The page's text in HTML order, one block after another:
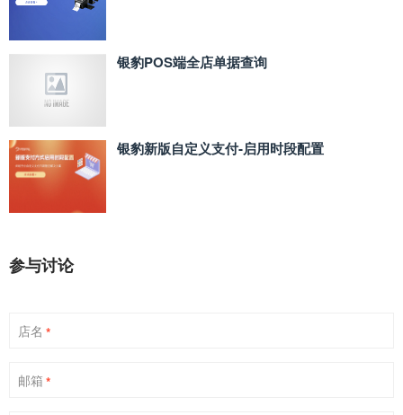
银豹POS端全店单据查询
银豹新版自定义支付‑启用时段配置
参与讨论
店名 *
邮箱 *